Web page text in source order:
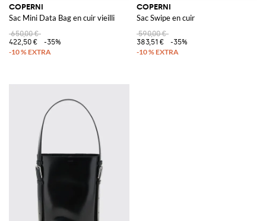
COPERNI
Sac Mini Data Bag en cuir vieilli
650,00 €
422,50 €
-35%
COPERNI
Sac Swipe en cuir
590,00 €
383,51 €
-35%